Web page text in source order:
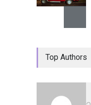
Top Authors